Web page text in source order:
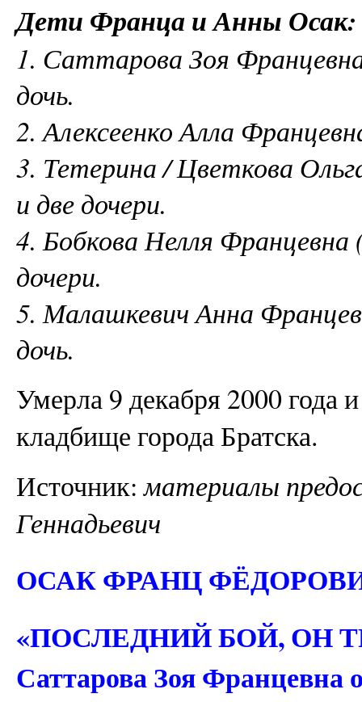
Дети Франца и Анны Осак:
1. Саттарова Зоя
дочь.
2. Алексеенко Алла
3. Тетерина / Цветкова
и две дочери.
4. Бобкова Нелля
дочери.
5. Малашкевич Анна
дочь.
Умерла 9 декабря 2000 года
кладбище города Братска.
Источник:материалы
Геннадьевич
ОСАК ФРАНЦ
«ПОСЛЕДНИЙ БОЙ, ОН
Саттарова Зоя Францевна